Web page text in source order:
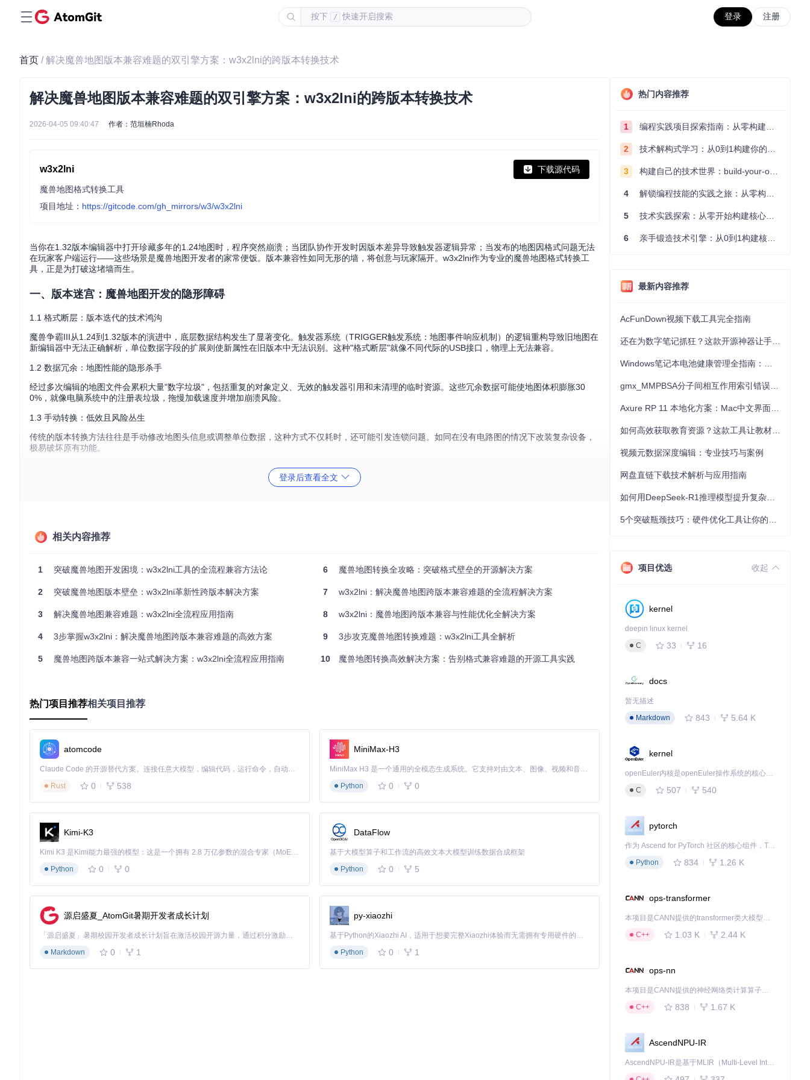
按下 / 快速开启搜索 登录 注册
首页 / 解决魔兽地图版本兼容难题的双引擎方案：w3x2lni的跨版本转换技术
解决魔兽地图版本兼容难题的双引擎方案：w3x2lni的跨版本转换技术
2026-04-05 09:40:47 作者：范垣楠Rhoda
w3x2lni 下载源代码
魔兽地图格式转换工具
项目地址： https://gitcode.com/gh_mirrors/w3/w3x2lni
当你在1.32版本编辑器中打开珍藏多年的1.24地图时，程序突然崩溃；当团队协作开发时因版本差异导致触发器逻辑异常；当发布的地图因格式问题无法
在玩家客户端运行——这些场景是魔兽地图开发者的家常便饭。版本兼容性如同无形的墙，将创意与玩家隔开。w3x2lni作为专业的魔兽地图格式转换工
具，正是为打破这堵墙而生。
一、版本迷宫：魔兽地图开发的隐形障碍
1.1 格式断层：版本迭代的技术鸿沟
魔兽争霸III从1.24到1.32版本的演进中，底层数据结构发生了显著变化。触发器系统（TRIGGER触发系统：地图事件响应机制）的逻辑重构导致旧地图在
新编辑器中无法正确解析，单位数据字段的扩展则使新属性在旧版本中无法识别。这种"格式断层"就像不同代际的USB接口，物理上无法兼容。
1.2 数据冗余：地图性能的隐形杀手
经过多次编辑的地图文件会累积大量"数字垃圾"，包括重复的对象定义、无效的触发器引用和未清理的临时资源。这些冗余数据可能使地图体积膨胀30
0%，就像电脑系统中的注册表垃圾，拖慢加载速度并增加崩溃风险。
1.3 手动转换：低效且风险丛生
传统的版本转换方法往往是手动修改地图头信息或调整单位数据，这种方式不仅耗时，还可能引发连锁问题。如同在没有电路图的情况下改装复杂设备，
极易破坏原有功能。
2.1.1 深度解析器：地图数据的CT扫描仪
漏任何关键信息。
2.1.2 版本适配层：多版本数据模型库
根据目标版本规范重组数据，确保输出格式完全符合新版本要求。这好比将一篇古文翻译成现代文，不仅保留原意，还符合当代语言习惯。
2.2 优化增强引擎：地图性能的调校大师
采用特殊算法优化SLK表格和文本资源，平均减少25%文件体积，就像将棉花压缩打包，体积变小但内容无损。
2.2.3 兼容性修复器：格式错误的急诊医生
检测并修复常见的格式错误，如触发器条件冲突、单位数据越界等问题，如同汽车的故障诊断系统，提前发现并修复潜在问题。
工具
w3x2lni
★★★★★ ★★★★☆ ★★★★☆
★★★★☆
传统手动转换
★☆☆☆☆
简单转换工具
★★★☆☆ ★★☆☆☆ ★★★★☆ ★☆☆☆☆
3.2 核心优势解析
w3x2lni的核心优势在于其"理解"地图数据而非简单转换。它不仅能转换格式，还能理解数据含义，在不同版本间进行智能适配。这就像专业的翻译不仅能
逐字翻译，还能理解文化背景并进行本地化调整。
登录后查看全文
相关内容推荐
1 突破魔兽地图开发困境：w3x2lni工具的全流程兼容方法论
2 突破魔兽地图版本壁垒：w3x2lni革新性跨版本解决方案
3 解决魔兽地图兼容难题：w3x2lni全流程应用指南
4 3步掌握w3x2lni：解决魔兽地图跨版本兼容难题的高效方案
5 魔兽地图跨版本兼容一站式解决方案：w3x2lni全流程应用指南
6 魔兽地图转换全攻略：突破格式壁垒的开源解决方案
7 w3x2lni：解决魔兽地图跨版本兼容难题的全流程解决方案
8 w3x2lni：魔兽地图跨版本兼容与性能优化全解决方案
9 3步攻克魔兽地图转换难题：w3x2lni工具全解析
10 魔兽地图转换高效解决方案：告别格式兼容难题的开源工具实践
热门项目推荐相关项目推荐
atomcode
Claude Code 的开源替代方案。连接任意大模型，编辑代码，运行命令，自动验证 — 全自动执行。用 Rust 构建，极致性能。 ｜ An open-source alternative to Claude Code. Connect any LLM, edit code, run commands, and verify changes — autonomously. Built in Rust for speed. Get Started
Rust
0 538
MiniMax-H3
MiniMax H3 是一个通用的全模态生成系统。它支持对由文本、图像、视频和音频组成的多模态上下文进行统一理解，并能生成分辨率高达 2K、时长可达 15 秒的带原生立体声音频的视频。得益于面向任务泛化的系统设计，H3 在预训练阶段就已具备广泛的多模态上下文理解与生成能力，能够出色地执行复杂的多模态指令。
Python
0 0
Kimi-K3
Kimi K3 是Kimi能力最强的模型：这是一个拥有 2.8 万亿参数的混合专家（MoE）模型，具备原生视觉理解能力，并支持 100 万 token 的上下文窗口。
Python
0 0
DataFlow
基于大模型算子和工作流的高效文本大模型训练数据合成框架
Python
0 5
源启盛夏_AtomGit暑期开发者成长计划
「源启盛夏」暑期校园开发者成长计划旨在激活校园开源力量，通过积分激励、认证扶持、资源倾斜等形式，引导高校组织和开发者完成「入驻 — 建项目 — 做贡献 — 获认证 — 得资源」的完整闭环。无论你是想带领社团入驻平台的组织者，还是希望用代码贡献证明自己的开发者，都能在这里找到属于你的成长路径。
Markdown
0 1
py-xiaozhi
基于Python的Xiaozhi AI，适用于想要完整Xiaozhi体验而无需拥有专用硬件的用户。
Python
0 1
热门内容推荐
1 编程实践项目探索指南：从零构建技术能力体系
2 技术解构式学习：从0到1构建你的编程知识体系
3 构建自己的技术世界：build-your-own-x项目的实践探索指南
4 解锁编程技能的实践之旅：从零构建你的技术世界
5 技术实践探索：从零开始构建核心系统的实践指南
6 亲手锻造技术引擎：从0到1构建核心系统的实践指南
最新内容推荐
AcFunDown视频下载工具完全指南
视频元数据深度编辑：专业技巧与案例
网盘直链下载技术解析与应用指南
项目优选 收起
kernel
deepin linux kernel
C
33 16
docs
暂无描述
Markdown
843 5.64 K
kernel
openEuler内核是openEuler操作系统的核心，既是系统性能与稳定性的基石，也是连接处理器、设备与服务的桥梁。
C
507 540
pytorch
作为 Ascend for PyTorch 社区的核心组件，TorchNPU 是昇腾专为 PyTorch 打造的深度学习适配插件，使 PyTorch 框架能够直接调用昇腾 NPU，为开发者提供昇腾 AI 处理器的超强算力。
Python
834 1.26 K
ops-transformer
本项目是CANN提供的transformer类大模型算子库，实现网络在NPU上加速计算。
C++
1.03 K 2.44 K
ops-nn
本项目是CANN提供的神经网络类计算算子库，实现网络在NPU上加速计算。
C++
838 1.67 K
AscendNPU-IR
AscendNPU-IR是基于MLIR（Multi-Level Intermediate Representation）构建的，面向昇腾亲和算子编译时使用的中间表示，提供昇腾完备表达能力，通过编译优化提升昇腾AI处理器计算效率，支持通过生态框架使能昇腾AI处理器与深度调优